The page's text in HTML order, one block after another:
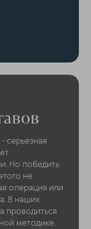
серьезная
Но победить
не
операция или
В наших
проводиться
методике.